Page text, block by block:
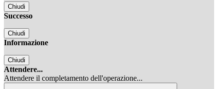
Chiudi
Successo
Chiudi
Informazione
Chiudi
Attendere...
Attendere il completamento dell'operazione...